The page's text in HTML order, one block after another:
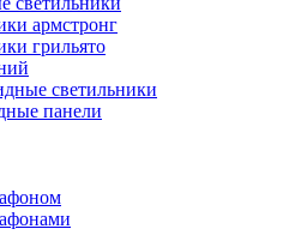
армстронг
грильято
светильники
панели